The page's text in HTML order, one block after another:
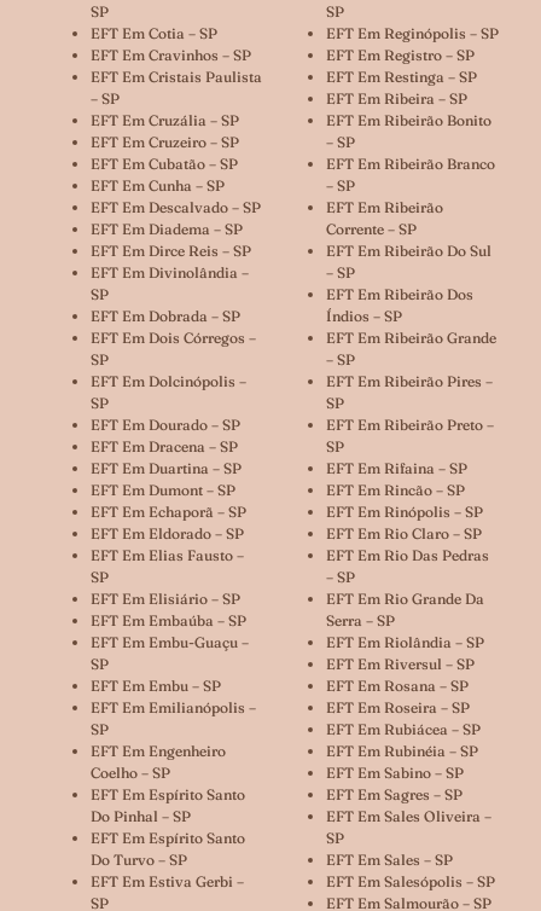
SP
EFT Em Cotia – SP
EFT Em Cravinhos – SP
EFT Em Cristais Paulista
– SP
EFT Em Cruzália – SP
EFT Em Cruzeiro – SP
EFT Em Cubatão – SP
EFT Em Cunha – SP
EFT Em Descalvado – SP
EFT Em Diadema – SP
EFT Em Dirce Reis – SP
EFT Em Divinolândia –
SP
EFT Em Dobrada – SP
EFT Em Dois Córregos –
SP
EFT Em Dolcinópolis –
SP
EFT Em Dourado – SP
EFT Em Dracena – SP
EFT Em Duartina – SP
EFT Em Dumont – SP
EFT Em Echaporã – SP
EFT Em Eldorado – SP
EFT Em Elias Fausto –
SP
EFT Em Elisiário – SP
EFT Em Embaúba – SP
EFT Em Embu-Guaçu –
SP
EFT Em Embu – SP
EFT Em Emilianópolis –
SP
EFT Em Engenheiro
Coelho – SP
EFT Em Espírito Santo
Do Pinhal – SP
EFT Em Espírito Santo
Do Turvo – SP
EFT Em Estiva Gerbi –
SP
SP
EFT Em Reginópolis – SP
EFT Em Registro – SP
EFT Em Restinga – SP
EFT Em Ribeira – SP
EFT Em Ribeirão Bonito
– SP
EFT Em Ribeirão Branco
– SP
EFT Em Ribeirão
Corrente – SP
EFT Em Ribeirão Do Sul
– SP
EFT Em Ribeirão Dos
Índios – SP
EFT Em Ribeirão Grande
– SP
EFT Em Ribeirão Pires –
SP
EFT Em Ribeirão Preto –
SP
EFT Em Rifaina – SP
EFT Em Rincão – SP
EFT Em Rinópolis – SP
EFT Em Rio Claro – SP
EFT Em Rio Das Pedras
– SP
EFT Em Rio Grande Da
Serra – SP
EFT Em Riolândia – SP
EFT Em Riversul – SP
EFT Em Rosana – SP
EFT Em Roseira – SP
EFT Em Rubiácea – SP
EFT Em Rubinéia – SP
EFT Em Sabino – SP
EFT Em Sagres – SP
EFT Em Sales Oliveira –
SP
EFT Em Sales – SP
EFT Em Salesópolis – SP
EFT Em Salmourão – SP